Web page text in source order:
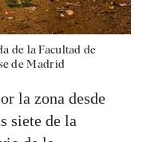
de la Facultad de
de Madrid
la zona desde
siete de la